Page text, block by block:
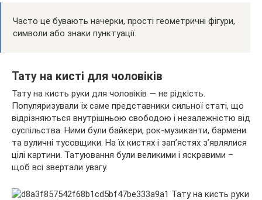
Часто це бувають начерки, прості геометричні фігури,
символи або знаки пунктуації.
Тату на кисті для чоловіків
Тату на кисть руки для чоловіків — не рідкість.
Популяризували їх саме представники сильної статі, що
відрізняються внутрішньою свободою і незалежністю від
суспільства. Ними були байкери, рок-музиканти, бармени
та вуличні тусовщики. На їх кистях і зап’ястях з’являлися
цілі картини. Татуювання були великими і яскравими –
щоб всі звертали увагу.